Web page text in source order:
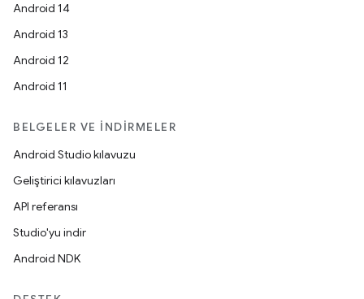
Android 14
Android 13
Android 12
Android 11
BELGELER VE İNDIRMELER
Android Studio kılavuzu
Geliştirici kılavuzları
API referansı
Studio'yu indir
Android NDK